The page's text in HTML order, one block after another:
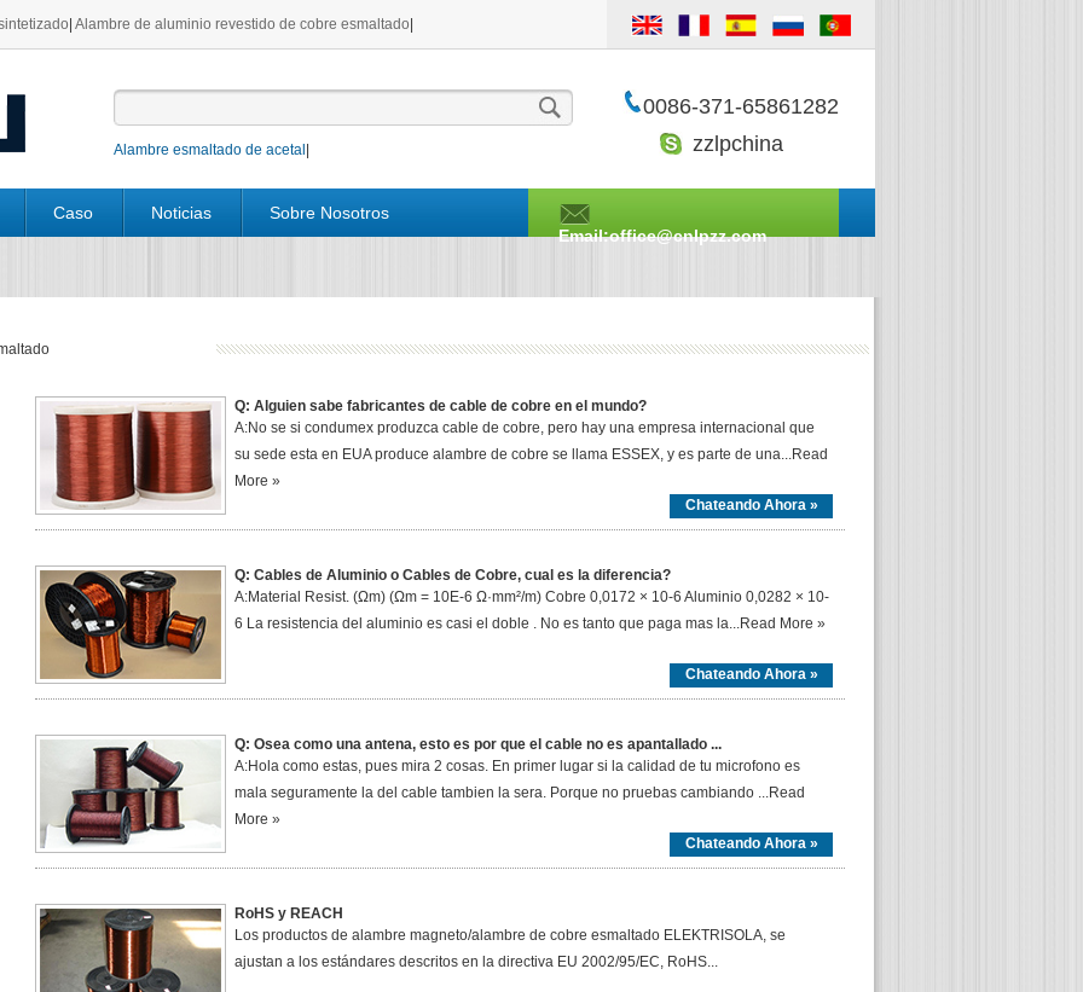
Alambre de aluminio revestido de cobre esmaltado
Alambre esmaltado de acetal
0086-371-65861282
zzlpchina
Caso Noticias Sobre Nosotros
Email:office@cnlpzz.com
Q: Alguien sabe fabricantes de cable de cobre en el mundo?
A:No se si condumex produzca cable de cobre, pero hay una empresa internacional que
su sede esta en EUA produce alambre de cobre se llama ESSEX, y es parte de una...Read
More »
Chateando Ahora »
Q: Cables de Aluminio o Cables de Cobre, cual es la diferencia?
A:Material Resist. (Ωm) (Ωm = 10E-6 Ω·mm²/m) Cobre 0,0172 × 10-6 Aluminio 0,0282 × 10-
6 La resistencia del aluminio es casi el doble . No es tanto que paga mas la...Read More »
Chateando Ahora »
Q: Osea como una antena, esto es por que el cable no es apantallado ...
A:Hola como estas, pues mira 2 cosas. En primer lugar si la calidad de tu microfono es
mala seguramente la del cable tambien la sera. Porque no pruebas cambiando ...Read
More »
Chateando Ahora »
RoHS y REACH
Los productos de alambre magneto/alambre de cobre esmaltado ELEKTRISOLA, se
ajustan a los estándares descritos en la directiva EU 2002/95/EC, RoHS...